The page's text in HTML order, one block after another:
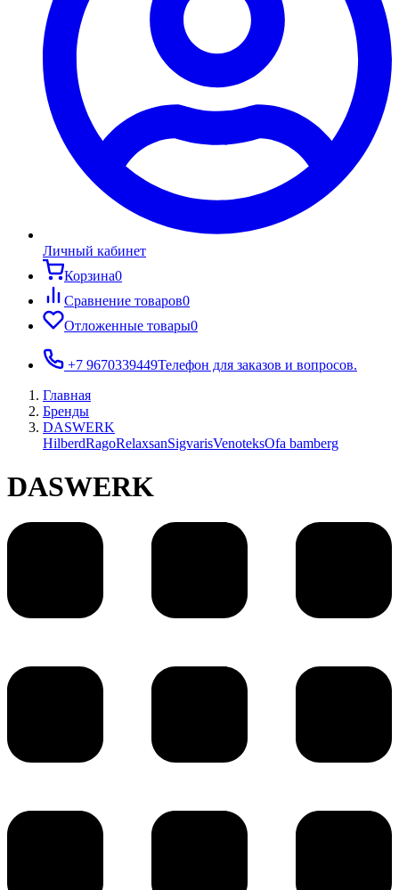
Личный кабинет
Корзина0
Сравнение товаров0
Отложенные товары0
+7 9670339449Телефон для заказов и вопросов.
Главная
Бренды
DASWERK
HilberdRagoRelaxsanSigvarisVenoteksOfa bamberg
DASWERK